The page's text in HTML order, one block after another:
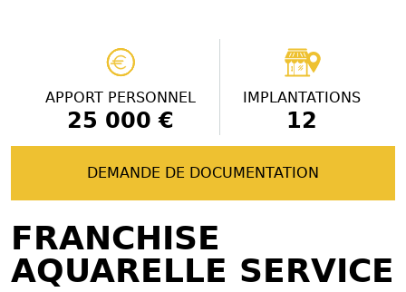
APPORT PERSONNEL
25 000 €
IMPLANTATIONS
12
DEMANDE DE DOCUMENTATION
FRANCHISE
AQUARELLE SERVICE